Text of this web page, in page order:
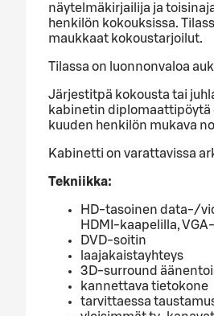
näytelmäkirjailija ja
henkilön kokouksissa.
maukkaat kokoustarjoilut.
Tilassa on luonnonvaloa
Järjestitpä kokousta tai
kabinetin diplomaattipöytä
kuuden henkilön mukava
Kabinetti on varattavissa
Tekniikka:
HD-tasoinen data-/
HDMI-kaapelilla,
DVD-soitin
laajakaistayhteys
3D-surround
kannettava tietokone
tarvittaessa